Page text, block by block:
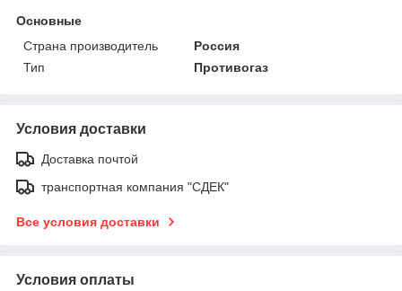
Основные
Страна производитель
Россия
Тип
Противогаз
Условия доставки
Доставка почтой
транспортная компания "СДЕК"
Все условия доставки
Условия оплаты